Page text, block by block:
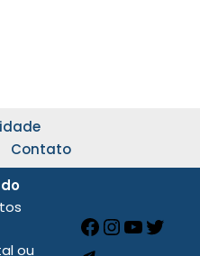
Contato
ou